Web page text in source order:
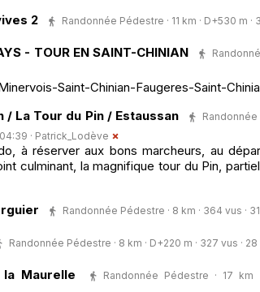
2
Randonnée Pédestre · 11 km · D+530 m ·
- TOUR EN SAINT-CHINIAN
Saint-Chinian-Faugeres-Saint-
/ La Tour du Pin / Estaussan
Randonnée
· Patrick_Lodève
à réserver aux bons marcheurs, au
culminant, la magnifique tour du Pin,
Randonnée Pédestre · 8 km · 364 vus · 31
Randonnée Pédestre · 8 km · D+220 m · 327 vus · 28
la Maurelle
Randonnée Pédestre · 17